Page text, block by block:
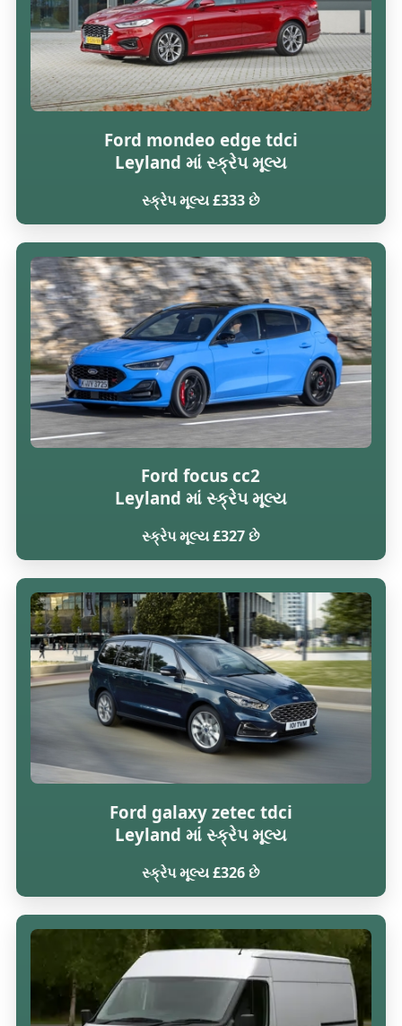
Ford mondeo edge tdci
Leyland માં સ્ક્રેપ મૂલ્ય
સ્ક્રેપ મૂલ્ય £333 છે
Ford focus cc2
Leyland માં સ્ક્રેપ મૂલ્ય
સ્ક્રેપ મૂલ્ય £327 છે
Ford galaxy zetec tdci
Leyland માં સ્ક્રેપ મૂલ્ય
સ્ક્રેપ મૂલ્ય £326 છે